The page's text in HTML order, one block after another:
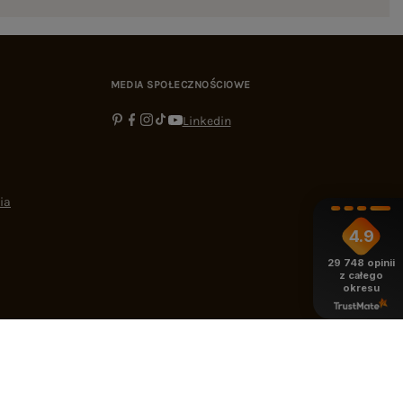
MEDIA SPOŁECZNOŚCIOWE
Linkedin
4.9
29 748 opinii
z całego
okresu